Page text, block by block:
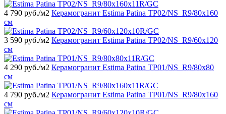
4 790 руб./м2 Керамогранит Estima Patina TP02/NS_R9/80x160
см
3 590 руб./м2 Керамогранит Estima Patina TP02/NS_R9/60x120
см
4 290 руб./м2 Керамогранит Estima Patina TP01/NS_R9/80x80
см
4 790 руб./м2 Керамогранит Estima Patina TP01/NS_R9/80x160
см